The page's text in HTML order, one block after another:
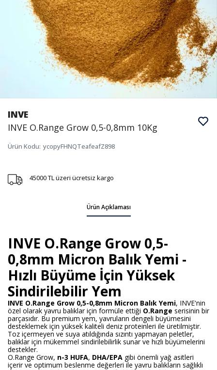
INVE
INVE O.Range Grow 0,5-0,8mm 10Kg
Ürün Kodu: ycopyFHNQTeafeafZ898
45000 TL üzeri ücretsiz kargo
Ürün Açıklaması
INVE O.Range Grow 0,5-
0,8mm Micron Balık Yemi -
Hızlı Büyüme İçin Yüksek
Sindirilebilir Yem
INVE O.Range Grow 0,5-0,8mm Micron Balık Yemi, INVE'nin
özel olarak yavru balıklar için formüle ettiği O.Range serisinin bir
parçasıdır. Bu premium yem, yavruların dengeli büyümesini
desteklemek için yüksek kaliteli deniz proteinleri ile üretilmiştir.
Toz içermeyen ve suya atıldığında sızıntı yapmayan peletler,
balıklar için mükemmel sindirilebilirlik sunar ve hızlı büyümelerini
destekler.
O.Range Grow, n-3 HUFA, DHA/EPA gibi önemli yağ asitleri
içerir ve optimum beslenme değerleri ile yavru balıkların sağlıklı